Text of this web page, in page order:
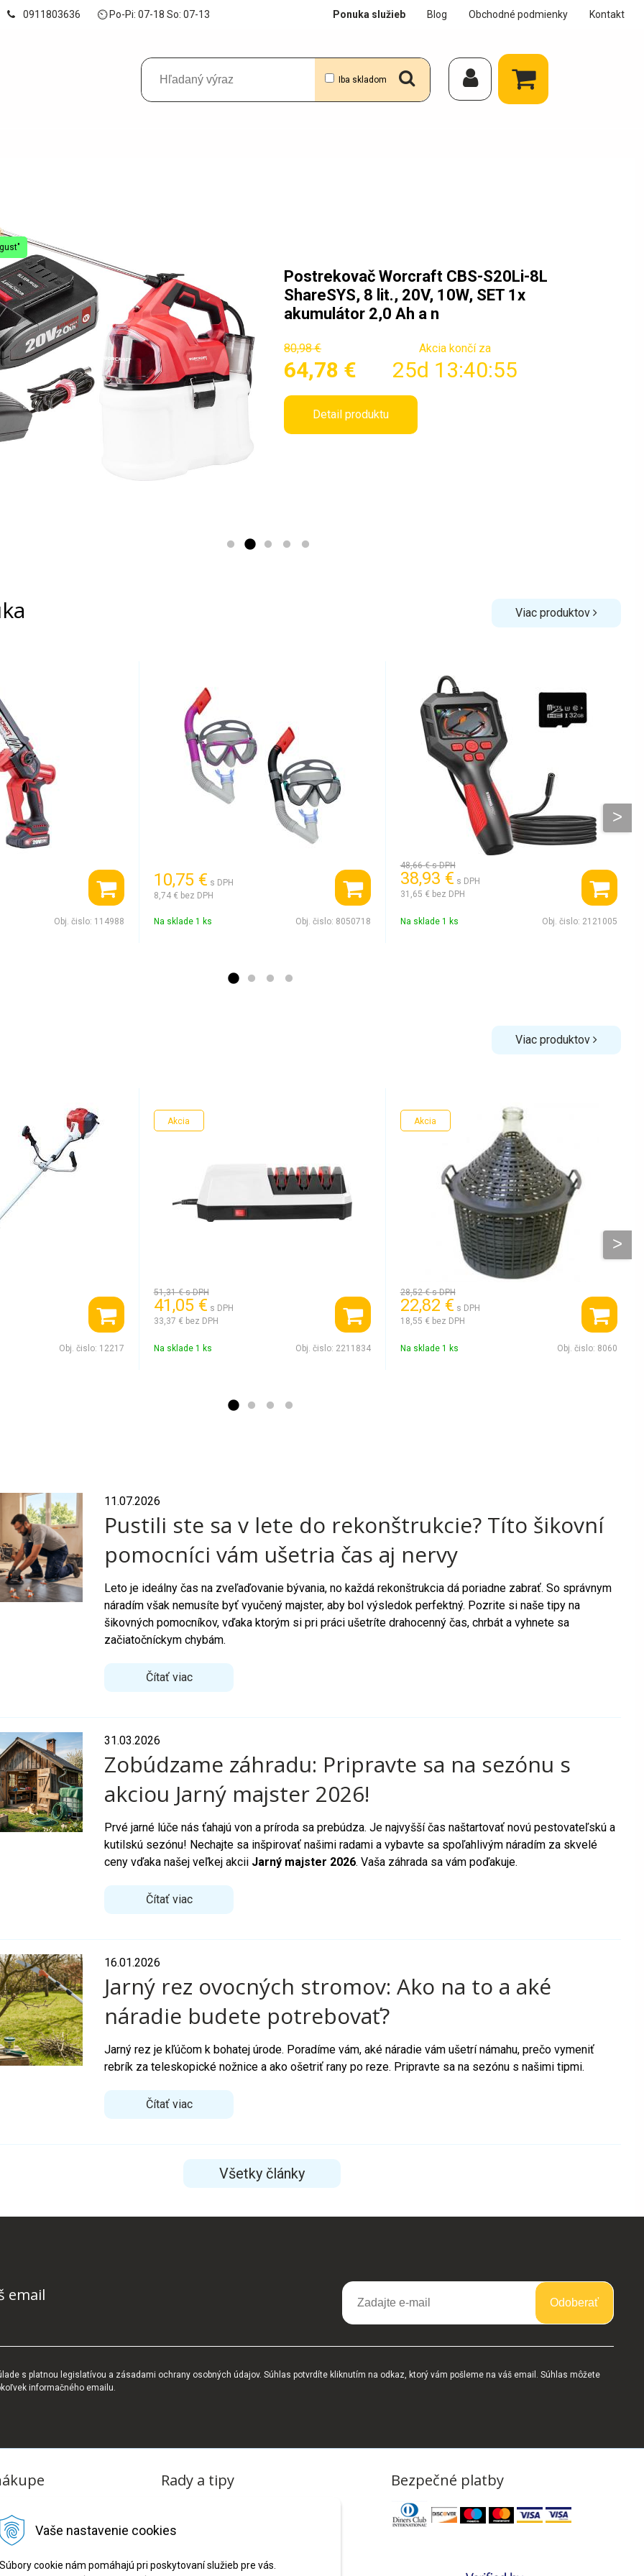
Vaše nastavenie cookies
Súbory cookie nám pomáhajú pri poskytovaní služieb pre vás.
0911803636 ⏲ Po-Pi: 07-18 So: 07-13
Iba skladom
Ponuka služieb Blog Obchodné podmienky Kontakt
Postrekovač Worcraft CBS-S20Li-8L
ShareSYS, 8 lit., 20V, 10W, SET 1x
akumulátor 2,0 Ah a n
80,98 €
64,78 €
Akcia končí za
25d 13:40:54
Detail produktu
Obj. čislo: 114988
10,75 € s DPH
8,74 € bez DPH
Na sklade 1 ks Obj. čislo: 8050718
48,66 €s DPH
38,93 € s DPH
31,65 € bez DPH
Na sklade 1 ks Obj. čislo: 2121005
Viac produktov
Obj. čislo: 12217
Akcia
51,31 €s DPH
41,05 € s DPH
33,37 € bez DPH
Na sklade 1 ks Obj. čislo: 2211834
Akcia
28,52 €s DPH
22,82 € s DPH
18,55 € bez DPH
Na sklade 1 ks Obj. čislo: 8060
Viac produktov
11.07.2026
Pustili ste sa v lete do rekonštrukcie? Títo šikovní
pomocníci vám ušetria čas aj nervy
Leto je ideálny čas na zveľaďovanie bývania, no každá rekonštrukcia dá poriadne zabrať. So správnym
náradím však nemusíte byť vyučený majster, aby bol výsledok perfektný. Pozrite si naše tipy na
šikovných pomocníkov, vďaka ktorým si pri práci ušetríte drahocenný čas, chrbát a vyhnete sa
začiatočníckym chybám.
Čítať viac
31.03.2026
Zobúdzame záhradu: Pripravte sa na sezónu s
akciou Jarný majster 2026!
Prvé jarné lúče nás ťahajú von a príroda sa prebúdza. Je najvyšší čas naštartovať novú pestovateľskú a
kutilskú sezónu! Nechajte sa inšpirovať našimi radami a vybavte sa spoľahlivým náradím za skvelé
ceny vďaka našej veľkej akcii Jarný majster 2026. Vaša záhrada sa vám poďakuje.
Čítať viac
16.01.2026
Jarný rez ovocných stromov: Ako na to a aké
náradie budete potrebovať?
Jarný rez je kľúčom k bohatej úrode. Poradíme vám, aké náradie vám ušetrí námahu, prečo vymeniť
rebrík za teleskopické nožnice a ako ošetriť rany po reze. Pripravte sa na sezónu s našimi tipmi.
Čítať viac
Všetky články
email Odoberať
s platnou legislatívou a zásadami ochrany osobných údajov. Súhlas potvrdíte kliknutím na odkaz, ktorý vám pošleme na váš email. Súhlas môžete
informačného emailu.
Rady a tipy Bezpečné platby